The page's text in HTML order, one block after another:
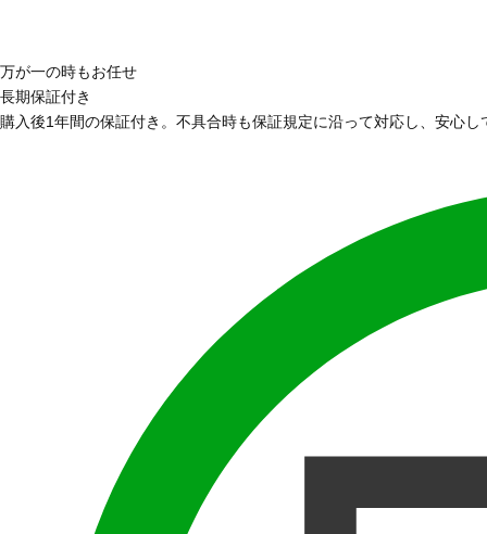
万が一の時もお任せ
長期保証付き
購入後1年間の保証付き。不具合時も保証規定に沿って対応し、安心